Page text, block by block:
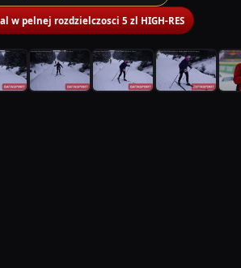
w pelnej rozdzielczosci 5 zl HIGH-RES